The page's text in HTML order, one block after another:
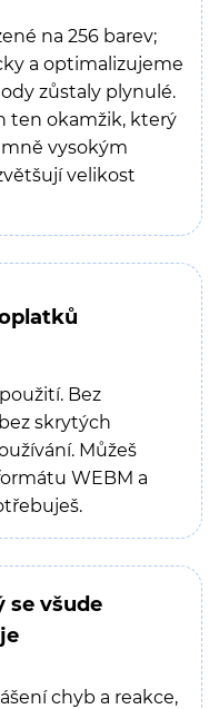
na 256 barev;
a optimalizujeme
zůstaly plynulé.
ten okamžik, který
vysokým
velikost
Bez
skrytých
Můžeš
WEBM a
se všude
chyb a reakce,